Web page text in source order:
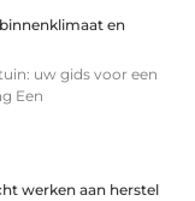
en
uw gids voor een
Een
werken aan herstel